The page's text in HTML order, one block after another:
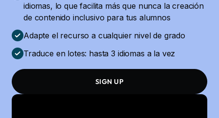
idiomas, lo que facilita más que nunca la creación
de contenido inclusivo para tus alumnos
Adapte el recurso a cualquier nivel de grado
Traduce en lotes: hasta 3 idiomas a la vez
SIGN UP